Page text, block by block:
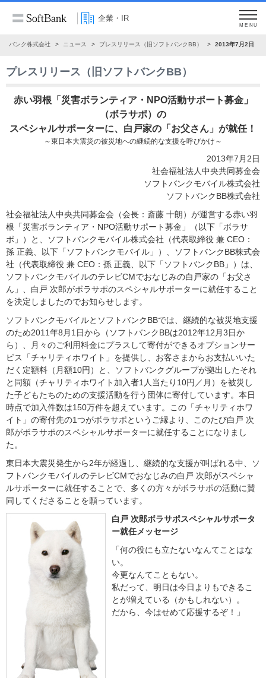
企業・IR
MENU
トバンク株式会社 ニュース プレスリリース（旧ソフトバンクBB） 2013年7月2日
プレスリリース（旧ソフトバンクBB）
赤い羽根「災害ボランティア・NPO活動サポート募金」
（ボラサポ）の
スペシャルサポーターに、白戸家の「お父さん」が就任！
～東日本大震災の被災地への継続的な支援を呼びかけ～
2013年7月2日
社会福祉法人中央共同募金会
ソフトバンクモバイル株式会社
ソフトバンクBB株式会社
社会福祉法人中央共同募金会（会長：斎藤 十朗）が運営する赤い羽
根「災害ボランティア・NPO活動サポート募金」（以下「ボラサ
ポ」）と、ソフトバンクモバイル株式会社（代表取締役 兼 CEO：
孫 正義、以下「ソフトバンクモバイル」）、ソフトバンクBB株式会
社（代表取締役 兼 CEO：孫 正義、以下「ソフトバンクBB」）は、
ソフトバンクモバイルのテレビCMでおなじみの白戸家の「お父さ
ん」、白戸 次郎がボラサポのスペシャルサポーターに就任すること
を決定しましたのでお知らせします。
ソフトバンクモバイルとソフトバンクBBでは、継続的な被災地支援
のため2011年8月1日から（ソフトバンクBBは2012年12月3日か
ら）、月々のご利用料金にプラスして寄付ができるオプションサー
ビス「チャリティホワイト」を提供し、お客さまからお支払いいた
だく定額料（月額10円）と、ソフトバンクグループが拠出したそれ
と同額（チャリティホワイト加入者1人当たり10円／月）を被災し
た子どもたちのための支援活動を行う団体に寄付しています。本日
時点で加入件数は150万件を超えています。この「チャリティホワ
イト」の寄付先の1つがボラサポというご縁より、このたび白戸 次
郎がボラサポのスペシャルサポーターに就任することになりまし
た。
東日本大震災発生から2年が経過し、継続的な支援が叫ばれる中、ソ
フトバンクモバイルのテレビCMでおなじみの白戸 次郎がスペシャ
ルサポーターに就任することで、多くの方々がボラサポの活動に賛
同してくださることを願っています。
白戸 次郎ボラサポスペシャルサポータ
ー就任メッセージ
「何の役にも立たないなんてことはな
い。
今更なんてこともない。
私だって、明日は今日よりもできるこ
とが増えている（かもしれない）。
だから、今はせめて応援するぞ！」